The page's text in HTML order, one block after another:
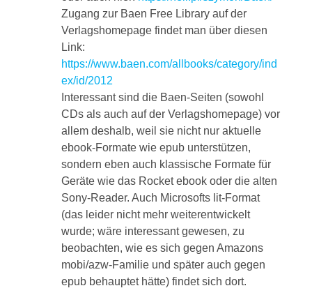
Zugang zur Baen Free Library auf der
Verlagshomepage findet man über diesen
Link:
https://www.baen.com/allbooks/category/ind
ex/id/2012
Interessant sind die Baen-Seiten (sowohl
CDs als auch auf der Verlagshomepage) vor
allem deshalb, weil sie nicht nur aktuelle
ebook-Formate wie epub unterstützen,
sondern eben auch klassische Formate für
Geräte wie das Rocket ebook oder die alten
Sony-Reader. Auch Microsofts lit-Format
(das leider nicht mehr weiterentwickelt
wurde; wäre interessant gewesen, zu
beobachten, wie es sich gegen Amazons
mobi/azw-Familie und später auch gegen
epub behauptet hätte) findet sich dort.